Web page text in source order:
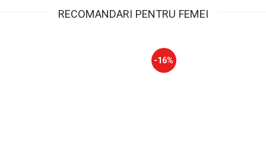
RECOMANDARI PENTRU FEMEI
-16%